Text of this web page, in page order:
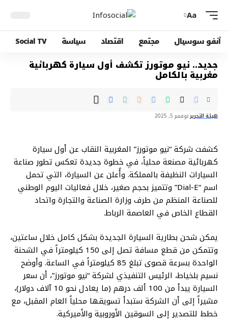
Aa
أنفو سوسيال مجتمع اقتصاد سياسة Social TV
جديد.. نيو موتورز تكشف أول سيارة كهربائية
مغربية بالكامل
هيئة التحريرنوفمبر 5, 2025
كشفت شركة “نيو موتورز” المغربية النقاب عن أول سيارة
كهربائية مصنعة محلياً، في خطوة جديدة تعكس تطور صناعة
السيارات النظيفة بالمملكة. وأُعلن عن السيارة، التي تحمل
اسم “Dial-E” وتتميز بحجم صغير، خلال فعاليات اليوم الوطني
للصناعة المنظم من طرف وزارة الصناعة والتجارة واتحاد
القطاع الخاص في العاصمة الرباط.
يمكن شحن بطارية السيارة الجديدة بشكل كامل خلال ساعتين،
وتتمكن من قطع مسافة تصل إلى 150 كيلومتراً في الشحنة
الواحدة بسرعة قصوى تبلغ 85 كيلومتراً في الساعة. وأوضح
نسيم بلخياط، الرئيس التنفيذي لشركة “نيو موتورز”، أن سعر
السيارة يبدأ من 100 ألف درهم (ما يعادل نحو 10 آلاف دولار)،
مشيراً إلى أن الشركة ستبدأ تسويقها محلياً العام المقبل، مع
خطط للتصدير إلى السوقين الأوروبية والأميركية.